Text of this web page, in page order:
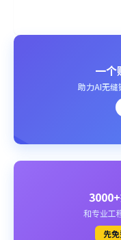
一个
助力AI无
和专业工
先